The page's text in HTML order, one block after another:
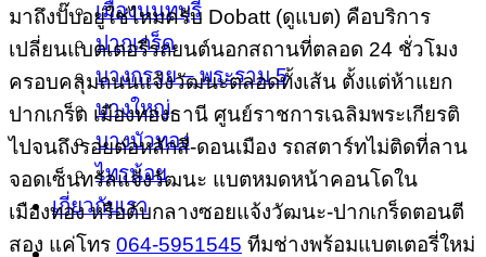
เมืองนนทบุรี
ปากเกร็ด
บางกรวย – พระราม 5
บางใหญ่
บางบัวทอง
ไทรน้อย
เกี่ยวกับเรา
มาถึงปั๊บอยู่ใช่ไหมครับ Dobatt (ดูแบต) คือบริการ
เปลี่ยนแบตเตอรี่รถยนต์นอกสถานที่ตลอด 24 ชั่วโมง
ครอบคลุมถนนแจ้งวัฒนะตลอดทั้งเส้น ตั้งแต่ห้าแยก
ปากเกร็ด เมืองทองธานี ศูนย์ราชการเฉลิมพระเกียรติ
ไปจนถึงรอยต่อหลักสี่-ดอนเมือง รถสตาร์ทไม่ติดที่ลาน
จอดเซ็นทรัลแจ้งวัฒนะ แบตหมดหน้าคอนโดใน
เมืองทอง หรือดับกลางซอยแจ้งวัฒนะ-ปากเกร็ดตอนตี
สอง แค่โทร 064-5951545 ทีมช่างพร้อมแบตเตอรี่ใหม่